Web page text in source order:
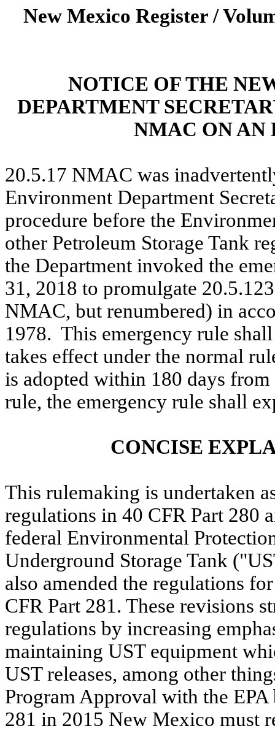
New Mexico Register /
NOTICE OF THE
DEPARTMENT
NMAC ON AN
20.5.17 NMAC was
Environment Department
procedure before the
other Petroleum Storage Tank
the Department invoked the
31, 2018 to promulgate
NMAC, but renumbered) in
1978. This emergency rule
takes effect under the normal
is adopted within 180 days
rule, the emergency rule shall
CONCISE
This rulemaking is undertaken
regulations in 40 CFR Part 280
federal Environmental
Underground Storage Tank
also amended the regulations
CFR Part 281. These revisions
regulations by increasing
maintaining UST equipment
UST releases, among other
Program Approval with the
281 in 2015 New Mexico must